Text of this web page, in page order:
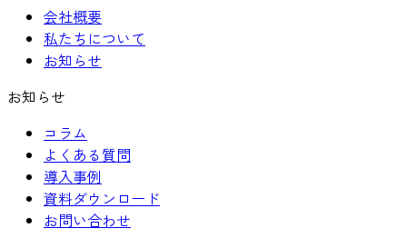
会社概要
私たちについて
お知らせ
お知らせ
コラム
よくある質問
導入事例
資料ダウンロード
お問い合わせ